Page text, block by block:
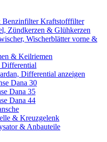
Benzinfilter Kraftstofffilter
Zündkerzen & Glühkerzen
Wischerblätter vorne &
& Keilriemen
Differential
Differential anzeigen
Dana 30
Dana 35
Dana 44
& Kreuzgelenk
& Anbauteile